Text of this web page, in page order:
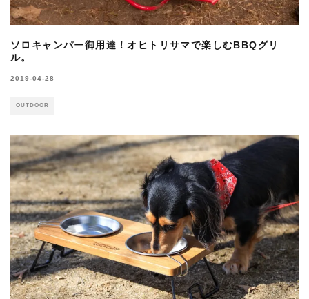
ソロキャンパー御用達！オヒトリサマで楽しむBBQグリ
ル。
2019-04-28
OUTDOOR